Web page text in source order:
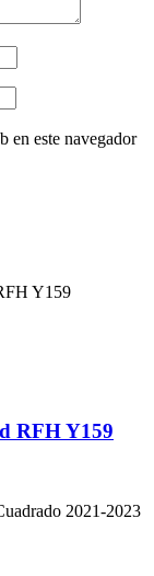
en este navegador
RFH Y159